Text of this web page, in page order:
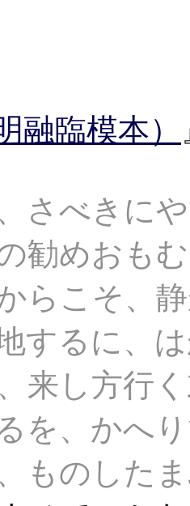
融臨模本）
さべきに
勧めおも
らこそ、
するに、
来し方行
を、かへ
ものした